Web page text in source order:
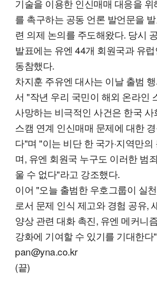
기술을 이용한 인신매매 대응을
를 촉구하는 공동 언론 발언문을
련 의제 논의를 주도해왔다. 당시
발표에는 유엔 44개 회원국과 유
동참했다.
차지훈 주유엔 대사는 이날 출범
서 "작년 우리 국민이 해외 온라인
사망하는 비극적인 사건은 한국 사
스캠 연계 인신매매 문제에 대한
다"며 "이는 비단 한 국가·지역만의
며, 유엔 회원국 누구도 이러한 범
울 수 없다"라고 강조했다.
이어 "오늘 출범한 우호그룹이 실
로서 문제 인식 제고와 경험 공유,
양상 관련 대화 촉진, 유엔 메커니
강화에 기여할 수 있기를 기대한
pan@yna.co.kr
(끝)